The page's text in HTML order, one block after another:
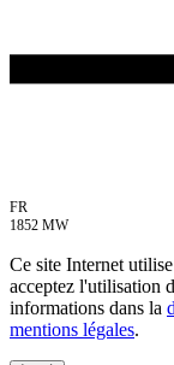
FR
1852 MW
Ce site Internet
acceptez l'utilisation
informations dans la
mentions légales.